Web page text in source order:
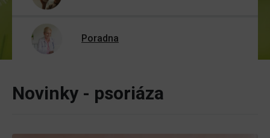
Poradna
Novinky - psoriáza